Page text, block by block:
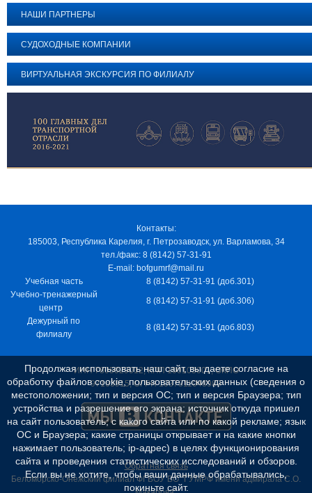
НАШИ ПАРТНЕРЫ
СУДОХОДНЫЕ КОМПАНИИ
ВИРТУАЛЬНАЯ ЭКСКУРСИЯ ПО ФИЛИАЛУ
Контакты:
185003, Республика Карелия, г. Петрозаводск, ул. Варламова, 34
тел./факс: 8 (8142) 57-31-91
E-mail: bofgumrf@mail.ru
Учебная часть
8 (8142) 57-31-91 (доб.301)
Учебно-тренажерный
центр
8 (8142) 57-31-91 (доб.306)
Дежурный по
филиалу
8 (8142) 57-31-91 (доб.803)
ИНН 7805029012, КПП 100103001, ОКПО
97163915, ОГРН 1037811048989
Обратная связь
Беломорско-Онежский филиал ФГБОУ ВО "ГУМРФ имени адмирала С.О.
Продолжая использовать наш сайт, вы даете согласие на
обработку файлов cookie, пользовательских данных (сведения о
местоположении; тип и версия ОС; тип и версия Браузера; тип
устройства и разрешение его экрана; источник откуда пришел
на сайт пользователь; с какого сайта или по какой рекламе; язык
ОС и Браузера; какие страницы открывает и на какие кнопки
нажимает пользователь; ip-адрес) в целях функционирования
сайта и проведения статистических исследований и обзоров.
Если вы не хотите, чтобы ваши данные обрабатывались,
покиньте сайт.